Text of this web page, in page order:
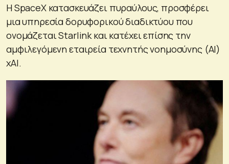
Η SpaceX κατασκευάζει πυραύλους, προσφέρει
μια υπηρεσία δορυφορικού διαδικτύου που
ονομάζεται Starlink και κατέχει επίσης την
αμφιλεγόμενη εταιρεία τεχνητής νοημοσύνης (AI)
xAI.